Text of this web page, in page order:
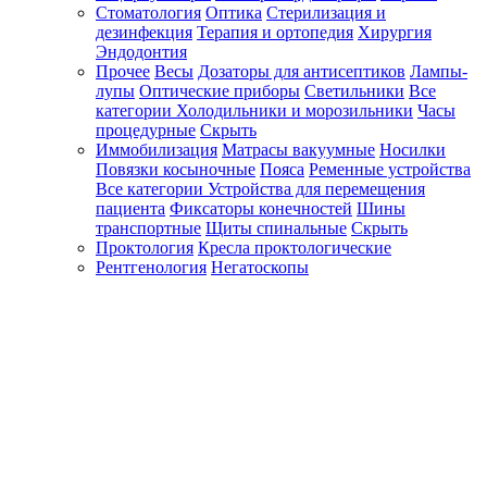
Стоматология Оптика Стерилизация и
дезинфекция Терапия и ортопедия Хирургия
Эндодонтия
Прочее Весы Дозаторы для антисептиков Лампы-
лупы Оптические приборы Светильники Все
категории Холодильники и морозильники Часы
процедурные Скрыть
Иммобилизация Матрасы вакуумные Носилки
Повязки косыночные Пояса Ременные устройства
Все категории Устройства для перемещения
пациента Фиксаторы конечностей Шины
транспортные Щиты спинальные Скрыть
Проктология Кресла проктологические
Рентгенология Негатоскопы